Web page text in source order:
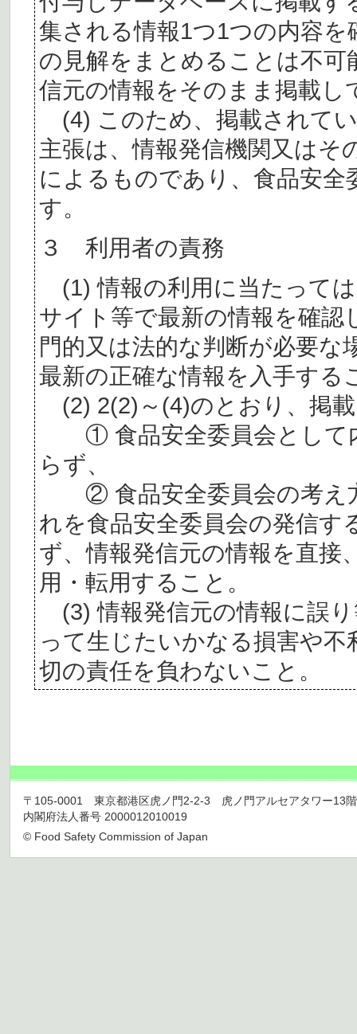
集される情報1つ1つの内容
の見解をまとめることは不
信元の情報をそのまま掲載し
(4) このため、掲載されて
主張は、情報発信機関又はそ
によるものであり、食品安
す。
３ 利用者の責務
(1) 情報の利用に当たって
サイト等で最新の情報を確認
門的又は法的な判断が必要
最新の正確な情報を入手する
(2) 2(2)～(4)のとおり、掲
① 食品安全委員会として
らず、
② 食品安全委員会の考え
れを食品安全委員会の発信す
ず、情報発信元の情報を直接
用・転用すること。
(3) 情報発信元の情報に誤
って生じたいかなる損害や
切の責任を負わないこと。
〒105-0001 東京都港区虎ノ門2-2-3 虎ノ門アルセアタワー13
内閣府法人番号 2000012010019
© Food Safety Commission of Japan